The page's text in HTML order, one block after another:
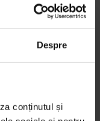
Despre
conținutul și